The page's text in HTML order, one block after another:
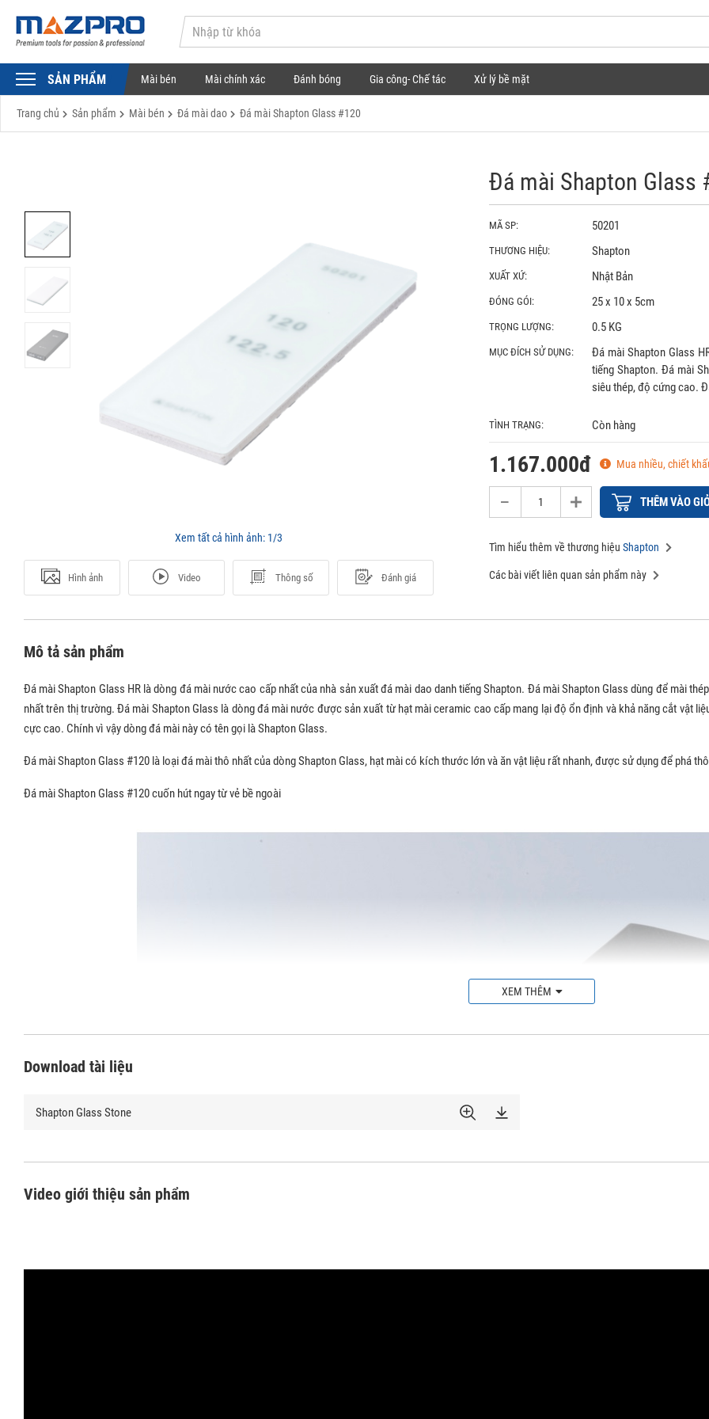
SẢN PHẨM Mài bén Mài chính xác Đánh bóng Gia công- Chế tác Xử lý bề mặt
Trang chủ Sản phẩm Mài bén Đá mài dao Đá mài Shapton Glass #120
Xem tất cả hình ảnh: 1/3
Hình ảnh Video Thông số Đánh giá
Đá mài Shapton Glass
MÃ SP: 50201
THƯƠNG HIỆU: Shapton
XUẤT XỨ: Nhật Bản
ĐÓNG GÓI: 25 x 10 x 5cm
TRỌNG LƯỢNG: 0.5 KG
MỤC ĐÍCH SỬ DỤNG:
Đá mài Shapton Glass
tiếng Shapton. Đá mài
siêu thép, độ cứng cao.
TÌNH TRẠNG: Còn hàng
1.167.000đ Mua nhiều, chiết
THÊM VÀO
Tìm hiểu thêm về thương hiệu Shapton
Các bài viết liên quan sản phẩm này
Mô tả sản phẩm
Đá mài Shapton Glass HR là dòng đá mài nước cao cấp nhất của nhà sản xuất đá mài dao danh tiếng Shapton. Đá mài Shapton Glass dùng để mài
nhất trên thị trường. Đá mài Shapton Glass là dòng đá mài nước được sản xuất từ hạt mài ceramic cao cấp mang lại độ ổn định và khả năng cắt vật
cực cao. Chính vì vậy dòng đá mài này có tên gọi là Shapton Glass.
Đá mài Shapton Glass #120 là loại đá mài thô nhất của dòng Shapton Glass, hạt mài có kích thước lớn và ăn vật liệu rất nhanh, được sử dụng để phá
Đá mài Shapton Glass #120 cuốn hút ngay từ vẻ bề ngoài
XEM THÊM
Download tài liệu
Shapton Glass Stone
Video giới thiệu sản phẩm